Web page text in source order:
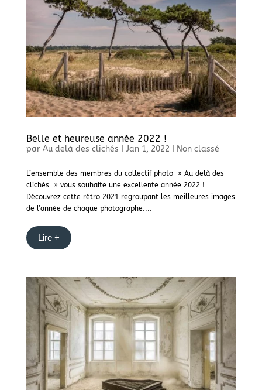
Belle et heureuse année 2022 !
par Au delà des clichés Jan 1, 2022 Non classé
L’ensemble des membres du collectif photo » Au delà des
clichés » vous souhaite une excellente année 2022 !
Découvrez cette rétro 2021 regroupant les meilleures images
de l’année de chaque photographe....
Lire +